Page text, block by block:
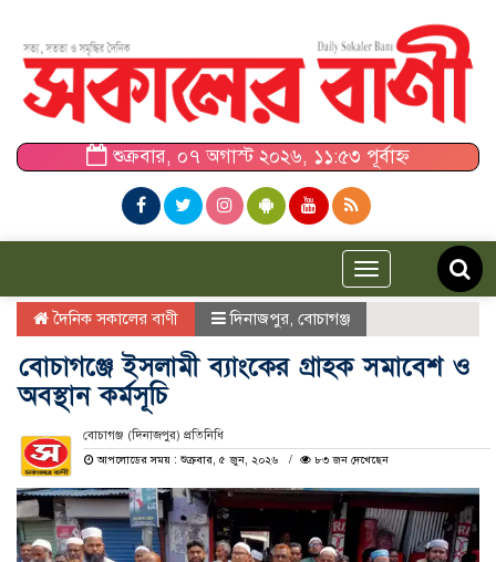
শুক্রবার, ০৭ অগাস্ট ২০২৬, ১১:৫৩ পূর্বাহ্ন
Toggle
navigation
দৈনিক সকালের বাণী দিনাজপুর বোচাগঞ্জ
বোচাগঞ্জে ইসলামী ব্যাংকের গ্রাহক সমাবেশ ও
অবস্থান কর্মসূচি
বোচাগঞ্জ (দিনাজপুর) প্রতিনিধি
আপলোডের সময় : শুক্রবার, ৫ জুন, ২০২৬
৮৩ জন দেখেছেন